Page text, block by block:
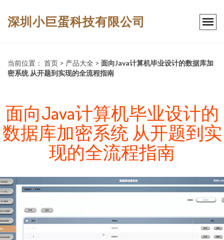
深圳小巨蛋科技有限公司
当前位置： 首页 > 产品大全 > 面向Java计算机毕业设计的数据库加
密系统 从开题到实现的全流程指南
面向Java计算机毕业设计的
数据库加密系统 从开题到实
现的全流程指南